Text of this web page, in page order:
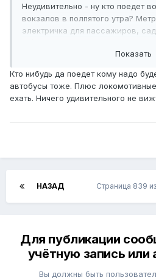
Неудивительно - ну кто поедет
вокзалов в полпятого утра?
электричка для пассажиров,
Показать
Кто нибудь да поедет кому надо
автобусы тоже. Плюс
ехать. Ничего удивительного не
НАЗАД Страница 839
Для публикации
учётную запись или
Вы должны быть